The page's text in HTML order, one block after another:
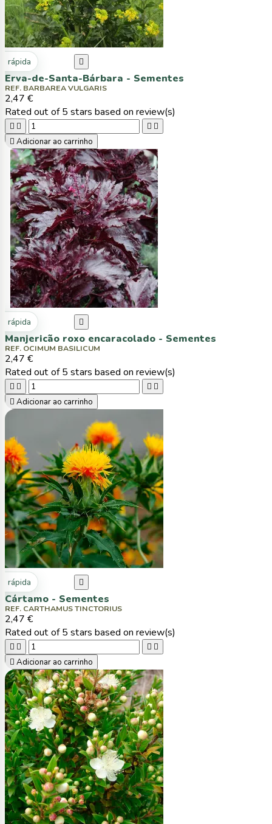
rápida 
Erva-de-Santa-Bárbara - Sementes
REF. BARBAREA VULGARIS
2,47 €
Rated out of 5 stars based on review(s)
   
 Adicionar ao carrinho
rápida 
Manjericão roxo encaracolado - Sementes
REF. OCIMUM BASILICUM
2,47 €
Rated out of 5 stars based on review(s)
   
 Adicionar ao carrinho
rápida 
Cártamo - Sementes
REF. CARTHAMUS TINCTORIUS
2,47 €
Rated out of 5 stars based on review(s)
   
 Adicionar ao carrinho